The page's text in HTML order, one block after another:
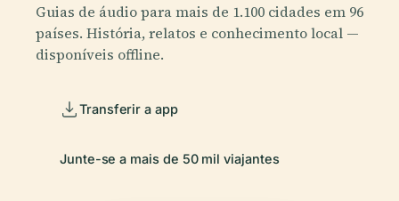
Guias de áudio para mais de 1.100 cidades em 96
países. História, relatos e conhecimento local —
disponíveis offline.
Transferir a app
Junte-se a mais de 50 mil viajantes